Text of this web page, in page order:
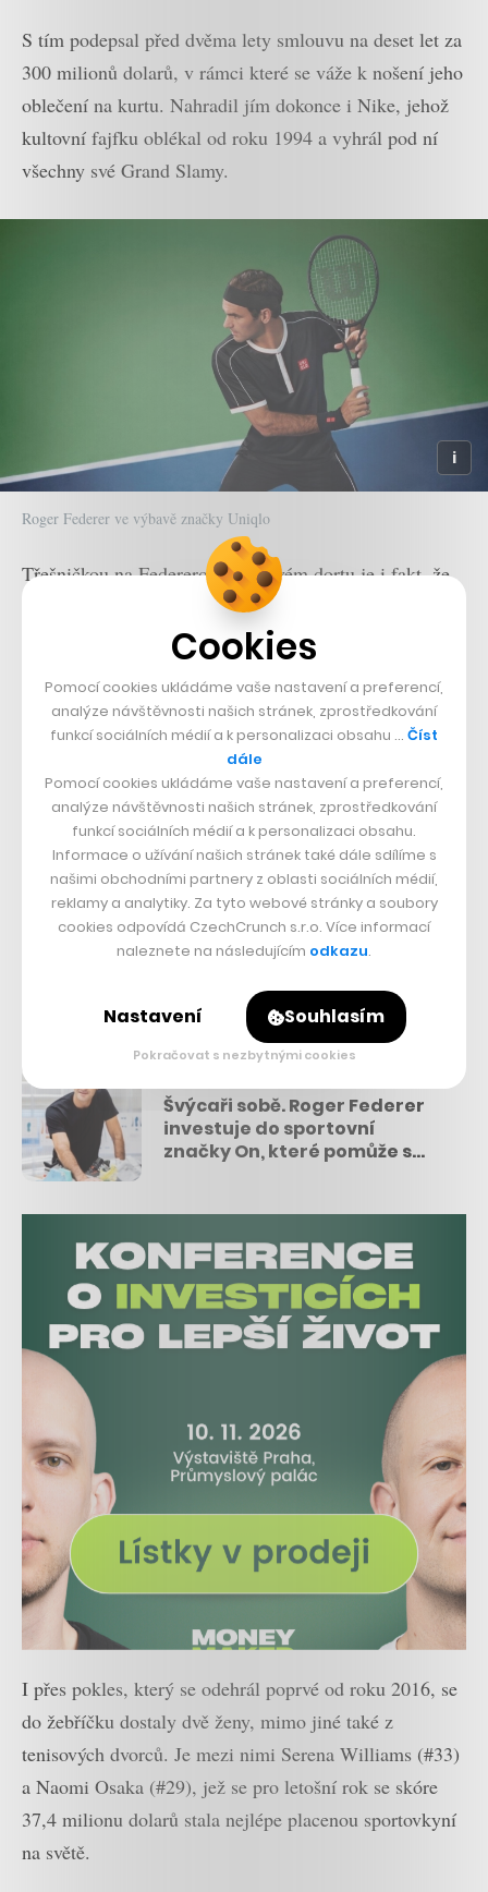
S tím podepsal před dvěma lety smlouvu na deset let za
300 milionů dolarů, v rámci které se váže k nošení jeho
oblečení na kurtu. Nahradil jím dokonce i Nike, jehož
kultovní fajfku oblékal od roku 1994 a vyhrál pod ní
všechny své Grand Slamy.
Roger Federer ve výbavě značky Uniqlo
Třešničkou na Federerově tenisovém dortu je i fakt, že
se zařadil po bok legendárního golfisty Tigera Woodse
coby aktivní sportovec, jehož příjmy jen ze
dolarů.
Tenis kraloval i u žen
Sečteme-li výdělky všech sportovců z TOP 100, kterou
Forbeshodnotí, dostaneme 3,6 miliardy dolarů. Byť je
tato suma pro běžného smrtelníka naprosto
neuvěřitelná, je o devět procent nižší, než tomu bylo
minulý rok, a to kvůli koronavirové pandemii, která
Švýcaři sobě. Roger Federer
investuje do sportovní
značky On, které pomůže s
I přes pokles, který se odehrál poprvé od roku 2016, se
do žebříčku dostaly dvě ženy, mimo jiné také z
tenisových dvorců. Je mezi nimi Serena Williams (#33)
a Naomi Osaka (#29), jež se pro letošní rok se skóre
37,4 milionu dolarů stala nejlépe placenou sportovkyní
na světě.
Cookies
Pomocí cookies ukládáme vaše nastavení a preferencí,
analýze návštěvnosti našich stránek, zprostředkování
funkcí sociálních médií a k personalizaci obsahu … Číst
dále
Pomocí cookies ukládáme vaše nastavení a preferencí,
analýze návštěvnosti našich stránek, zprostředkování
funkcí sociálních médií a k personalizaci obsahu.
Informace o užívání našich stránek také dále sdílíme s
našimi obchodními partnery z oblasti sociálních médií,
reklamy a analytiky. Za tyto webové stránky a soubory
cookies odpovídá CzechCrunch s.r.o. Více informací
naleznete na následujícím odkazu.
Nastavení Souhlasím
Pokračovat s nezbytnými cookies